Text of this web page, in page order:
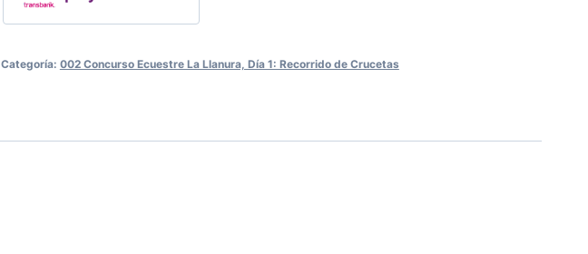
Categoría: 002 Concurso Ecuestre La Llanura, Día 1: Recorrido de Crucetas